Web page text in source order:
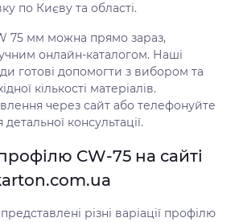
по Києву та області.
75 мм можна прямо зараз,
онлайн-каталогом. Наші
готові допомогти з вибором та
кількості матеріалів.
через сайт або телефонуйте
консультації.
CW-75 на сайті
різні варіації профілю